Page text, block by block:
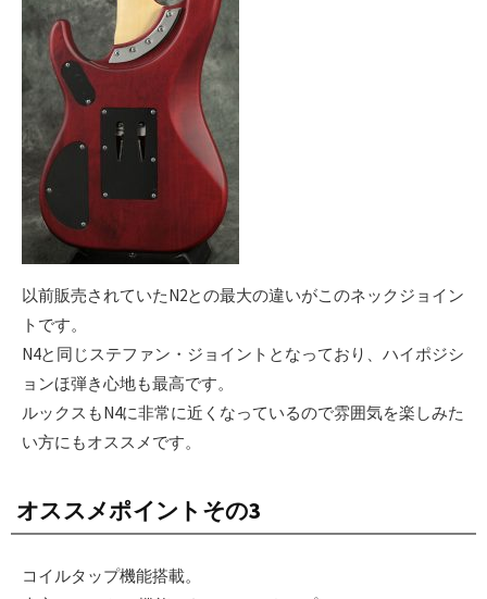
以前販売されていたN2との最大の違いがこのネックジョイン
トです。
N4と同じステファン・ジョイントとなっており、ハイポジシ
ョンほ弾き心地も最高です。
ルックスもN4に非常に近くなっているので雰囲気を楽しみた
い方にもオススメです。
オススメポイントその3
コイルタップ機能搭載。